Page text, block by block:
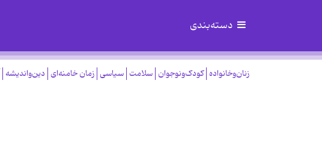
دسته‌بندی
زنان‌وخانواده کودک‌ونوجوان سلامت سیاسی زمان خامنه‌ای دین‌واندیشه